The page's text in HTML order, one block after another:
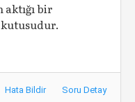
bir
Hata Bildir Soru Detay